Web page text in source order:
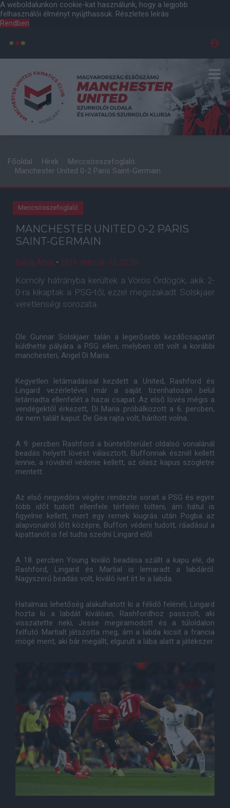
A weboldalunkon cookie-kat használunk, hogy a legjobb
felhasználói élményt nyújthassuk. Részletes leírás
Rendben
Főoldal Hírek
Meccsösszefoglaló
Manchester United 0-2 Paris Saint-Germain
Meccsösszefoglaló
MANCHESTER UNITED 0-2 PARIS
SAINT-GERMAIN
Balog Attila • 2019. február. 12. 22:55
Komoly hátrányba kerültek a Vörös Ördögök, akik 2-
0-ra kikaptak a PSG-től, ezzel megszakadt Solskjaer
veretlenségi sorozata.
Ole Gunnar Solskjaer talán a legerősebb kezdőcsapatát
küldhette pályára a PSG ellen, melyben ott volt a korábbi
manchesteri, Angel Di Maria.
Kegyetlen letámadással kezdett a United, Rashford és
Lingard vezérletével már a saját tizenhatosán belül
letámadta ellenfelét a hazai csapat. Az első lövés mégis a
vendégektől érkezett, Di Maria próbálkozott a 6. percben,
de nem talált kaput. De Gea rajta volt, hárított volna.
A 9. percben Rashford a büntetőterület oldalsó vonalánál
beadás helyett lövést választott, Buffonnak észnél kellett
lennie, a rövidnél védenie kellett, az olasz kapus szögletre
mentett.
Az első negyedóra végére rendezte sorait a PSG és egyre
több időt tudott ellenfele térfelén tölteni, ám hátul is
figyelnie kellett, mert egy remek kiugrás után Pogba az
alapvonalról lőtt középre, Buffon védeni tudott, ráadásul a
kipattanót is fel tudta szedni Lingard elől.
A 18. percben Young kiváló beadása szállt a kapu elé, de
Rashford, Lingard és Martial is lemaradt a labdáról.
Nagyszerű beadás volt, kiváló ívet írt le a labda.
Hatalmas lehetőség alakulhatott ki a félidő felénél, Lingard
hozta ki a labdát kiválóan, Rashfordhoz passzolt, aki
visszatette neki, Jesse megiramodott és a túloldalon
felfutó Martialt játszotta meg, ám a labda kicsit a francia
mögé ment, aki bár megállt, elgurult a lába alatt a játékszer.